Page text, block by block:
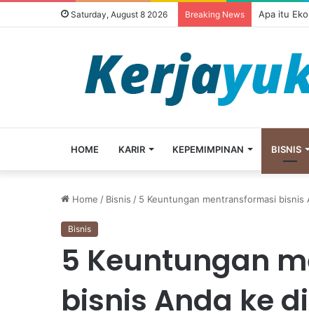
Saturday, August 8 2026 Breaking News Apa itu
HOME KARIR KEPEMIMPINAN BISNIS
Home / Bisnis / 5 Keuntungan mentransformasi bisnis
Bisnis
5 Keuntungan
bisnis Anda ke